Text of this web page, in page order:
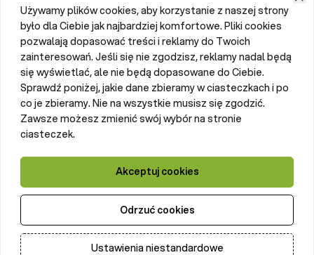
Używamy plików cookies, aby korzystanie z naszej strony
było dla Ciebie jak najbardziej komfortowe. Pliki cookies
pozwalają dopasować treści i reklamy do Twoich
zainteresowań. Jeśli się nie zgodzisz, reklamy nadal będą
się wyświetlać, ale nie będą dopasowane do Ciebie.
Sprawdź poniżej, jakie dane zbieramy w ciasteczkach i po
co je zbieramy. Nie na wszystkie musisz się zgodzić.
Zawsze możesz zmienić swój wybór na stronie
ciasteczek.
Akceptuj cookies
Odrzuć cookies
Ustawienia niestandardowe